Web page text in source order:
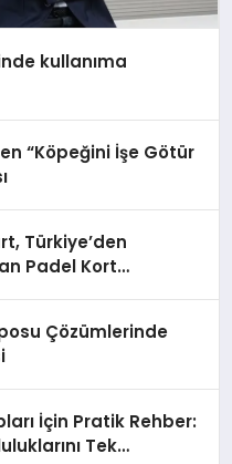
kullanıma
“Köpeğini İşe Götür
Türkiye’den
Padel Kort
Çözümlerinde
İçin Pratik Rehber:
Tek